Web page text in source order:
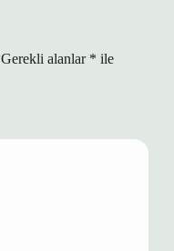
Gerekli alanlar * ile